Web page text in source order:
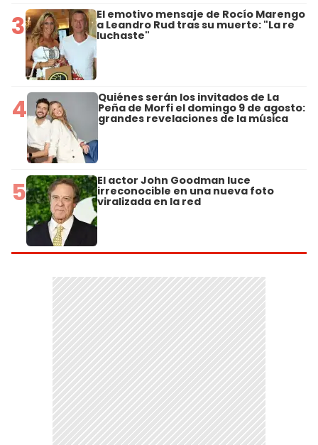
3 El emotivo mensaje de Rocío Marengo
a Leandro Rud tras su muerte: "La re
luchaste"
4 Quiénes serán los invitados de La
Peña de Morfi el domingo 9 de agosto:
grandes revelaciones de la música
5 El actor John Goodman luce
irreconocible en una nueva foto
viralizada en la red